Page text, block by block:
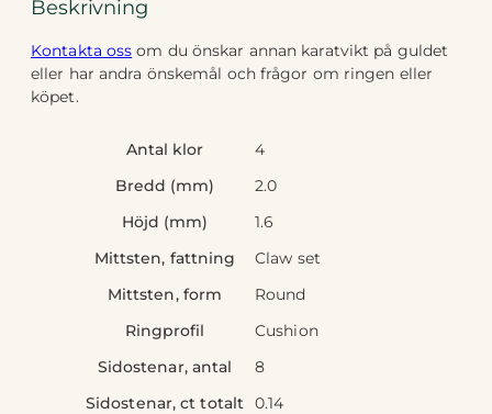
Beskrivning
Kontakta oss om du önskar annan karatvikt på guldet
eller har andra önskemål och frågor om ringen eller
köpet.
Antal klor
4
Bredd (mm)
2.0
Höjd (mm)
1.6
Mittsten, fattning
Claw set
Mittsten, form
Round
Ringprofil
Cushion
Sidostenar, antal
8
Sidostenar, ct totalt
0.14